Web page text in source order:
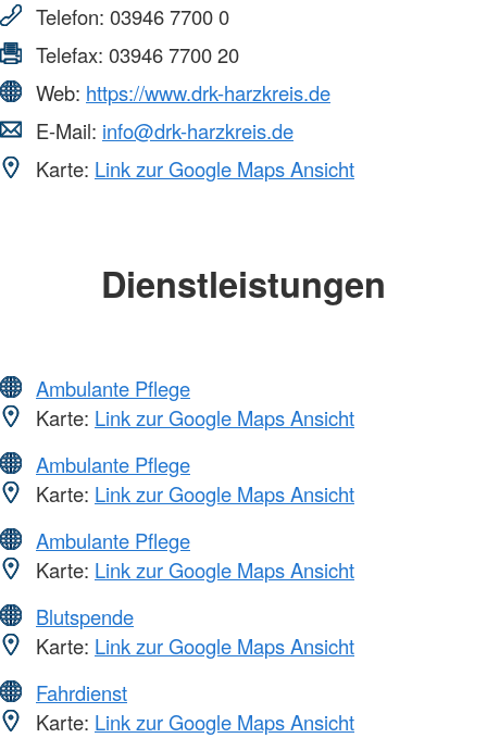
Telefon: 03946 7700 0
Telefax: 03946 7700 20
Web: https://www.drk-harzkreis.de
E-Mail: info@drk-harzkreis.de
Karte: Link zur Google Maps Ansicht
Dienstleistungen
Ambulante Pflege
Karte: Link zur Google Maps Ansicht
Ambulante Pflege
Karte: Link zur Google Maps Ansicht
Ambulante Pflege
Karte: Link zur Google Maps Ansicht
Blutspende
Karte: Link zur Google Maps Ansicht
Fahrdienst
Karte: Link zur Google Maps Ansicht